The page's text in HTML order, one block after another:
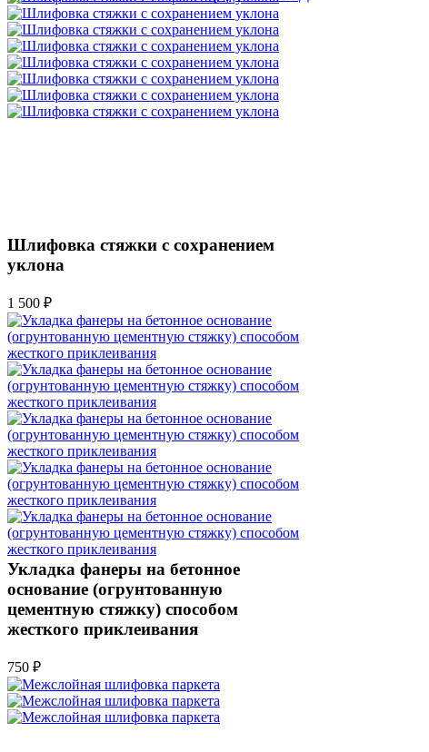
Шлифовка стяжки с сохранением
уклона
1 500 ₽
Укладка фанеры на бетонное
основание (огрунтованную
цементную стяжку) способом
жесткого приклеивания
750 ₽